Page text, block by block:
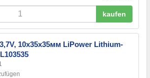
kaufen
10x35x35мм LiPower Lithium-